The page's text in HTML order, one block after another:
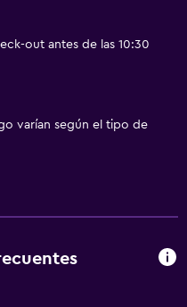
out antes de las 10:30
varían según el tipo de